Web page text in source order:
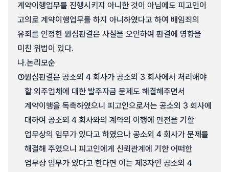
계약이행업무를 진행시키지 아니한 것이 아님에도 피고인이
고의로 계약이행업무를 하지 아니하였다고 하여 배임죄의
유죄를 인정한 원심판결은 사실을 오인하여 판결에 영향을
미친 위법이 있다.
나.논리모순
①원심판결은 공소외 4 회사가 공소외 3 회사에서 처리해야
할 외주업체에 대한 발주자금 문제도 해결해주면서
계약이행을 독촉하였으니 피고인으로서는 공소외 3 회사에
대하여 공소외 4 회사와의 계약의 이행에 만전을 기할
업무상의 임무가 있다고 하였으나 공소외 4 회사가 문제를
해결해 주었으니 피고인에게 신뢰관계에 기한 어떠한
업무상 임무가 있다고 한다면 이는 제3자인 공소외 4